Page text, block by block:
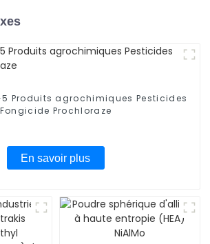
Produits agrochimiques Pesticides
Fongicide Prochloraze
En savoir plus